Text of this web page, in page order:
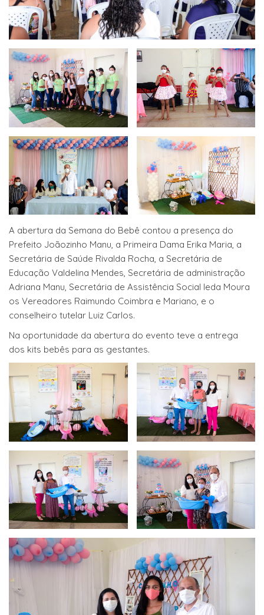
A abertura da Semana do Bebê contou a presença do
Prefeito Joãozinho Manu, a Primeira Dama Erika Maria, a
Secretária de Saúde Rivalda Rocha, a Secretária de
Educação Valdelina Mendes, Secretária de administração
Adriana Manu, Secretária de Assistência Social Ieda Moura
os Vereadores Raimundo Coimbra e Mariano, e o
conselheiro tutelar Luiz Carlos.
Na oportunidade da abertura do evento teve a entrega
dos kits bebês para as gestantes.